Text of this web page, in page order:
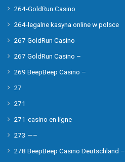
264-GoldRun Casino
264-legalne kasyna online w polsce
267 GoldRun Casino
267 GoldRun Casino –
269 BeepBeep Casino –
27
271
271-casino en ligne
273 —–
278 BeepBeep Casino Deutschland –